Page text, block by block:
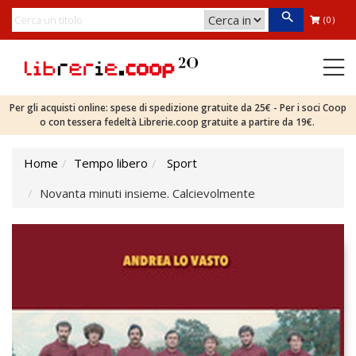
(0)
Per gli acquisti online: spese di spedizione gratuite da 25€ - Per i soci Coop
o con tessera fedeltà Librerie.coop gratuite a partire da 19€.
Home Tempo libero
Sport
Novanta minuti insieme. Calcievolmente